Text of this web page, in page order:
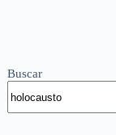
Buscar